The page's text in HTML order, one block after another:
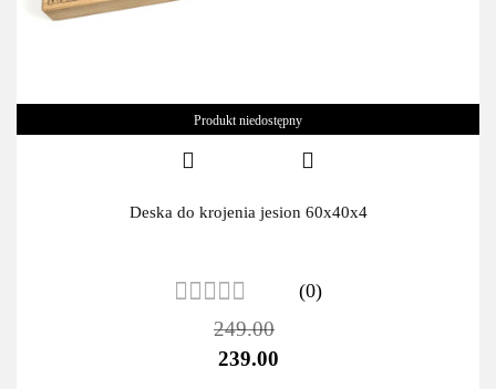
Produkt niedostępny
Deska do krojenia jesion 60x40x4
(0)
249.00
239.00